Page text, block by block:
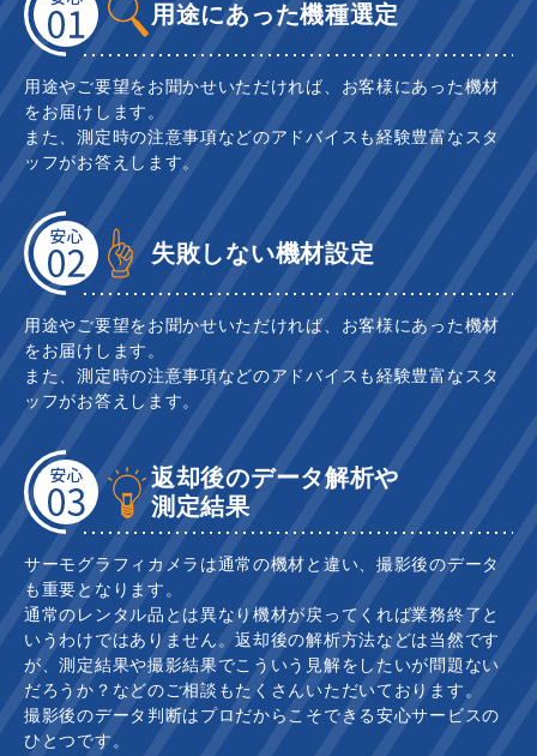
用途にあった機種選定
用途やご要望をお聞かせいただければ、お客様にあった機材
をお届けします。
また、測定時の注意事項などのアドバイスも経験豊富なスタ
ッフがお答えします。
失敗しない機材設定
用途やご要望をお聞かせいただければ、お客様にあった機材
をお届けします。
また、測定時の注意事項などのアドバイスも経験豊富なスタ
ッフがお答えします。
返却後のデータ解析や
測定結果
サーモグラフィカメラは通常の機材と違い、撮影後のデータ
も重要となります。
通常のレンタル品とは異なり機材が戻ってくれば業務終了と
いうわけではありません。返却後の解析方法などは当然です
が、測定結果や撮影結果でこういう見解をしたいが問題ない
だろうか？などのご相談もたくさんいただいております。
撮影後のデータ判断はプロだからこそできる安心サービスの
ひとつです。